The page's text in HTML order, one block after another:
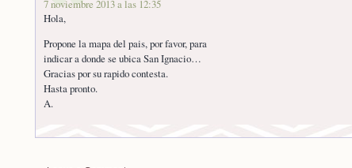
7 noviembre 2013 a las 12:35
Hola,
Propone la mapa del pais, por favor, para
indicar a donde se ubica San Ignacio…
Gracias por su rapido contesta.
Hasta pronto.
A.